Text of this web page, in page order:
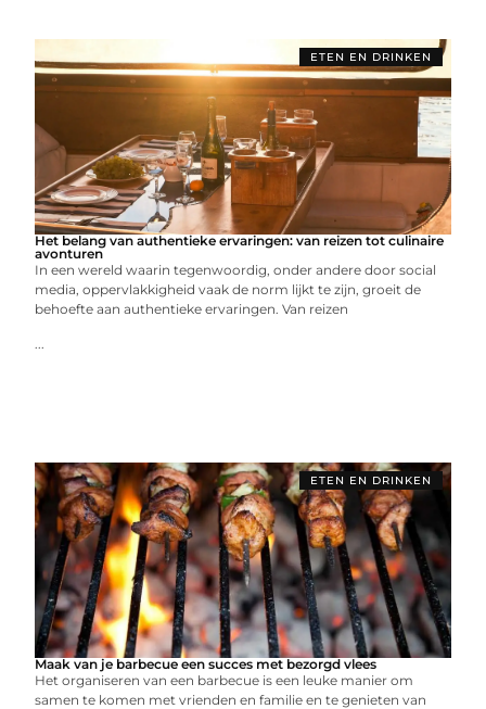
ETEN EN DRINKEN
Het belang van authentieke ervaringen: van reizen tot culinaire
avonturen
In een wereld waarin tegenwoordig, onder andere door social
media, oppervlakkigheid vaak de norm lijkt te zijn, groeit de
behoefte aan authentieke ervaringen. Van reizen
...
ETEN EN DRINKEN
Maak van je barbecue een succes met bezorgd vlees
Het organiseren van een barbecue is een leuke manier om
samen te komen met vrienden en familie en te genieten van